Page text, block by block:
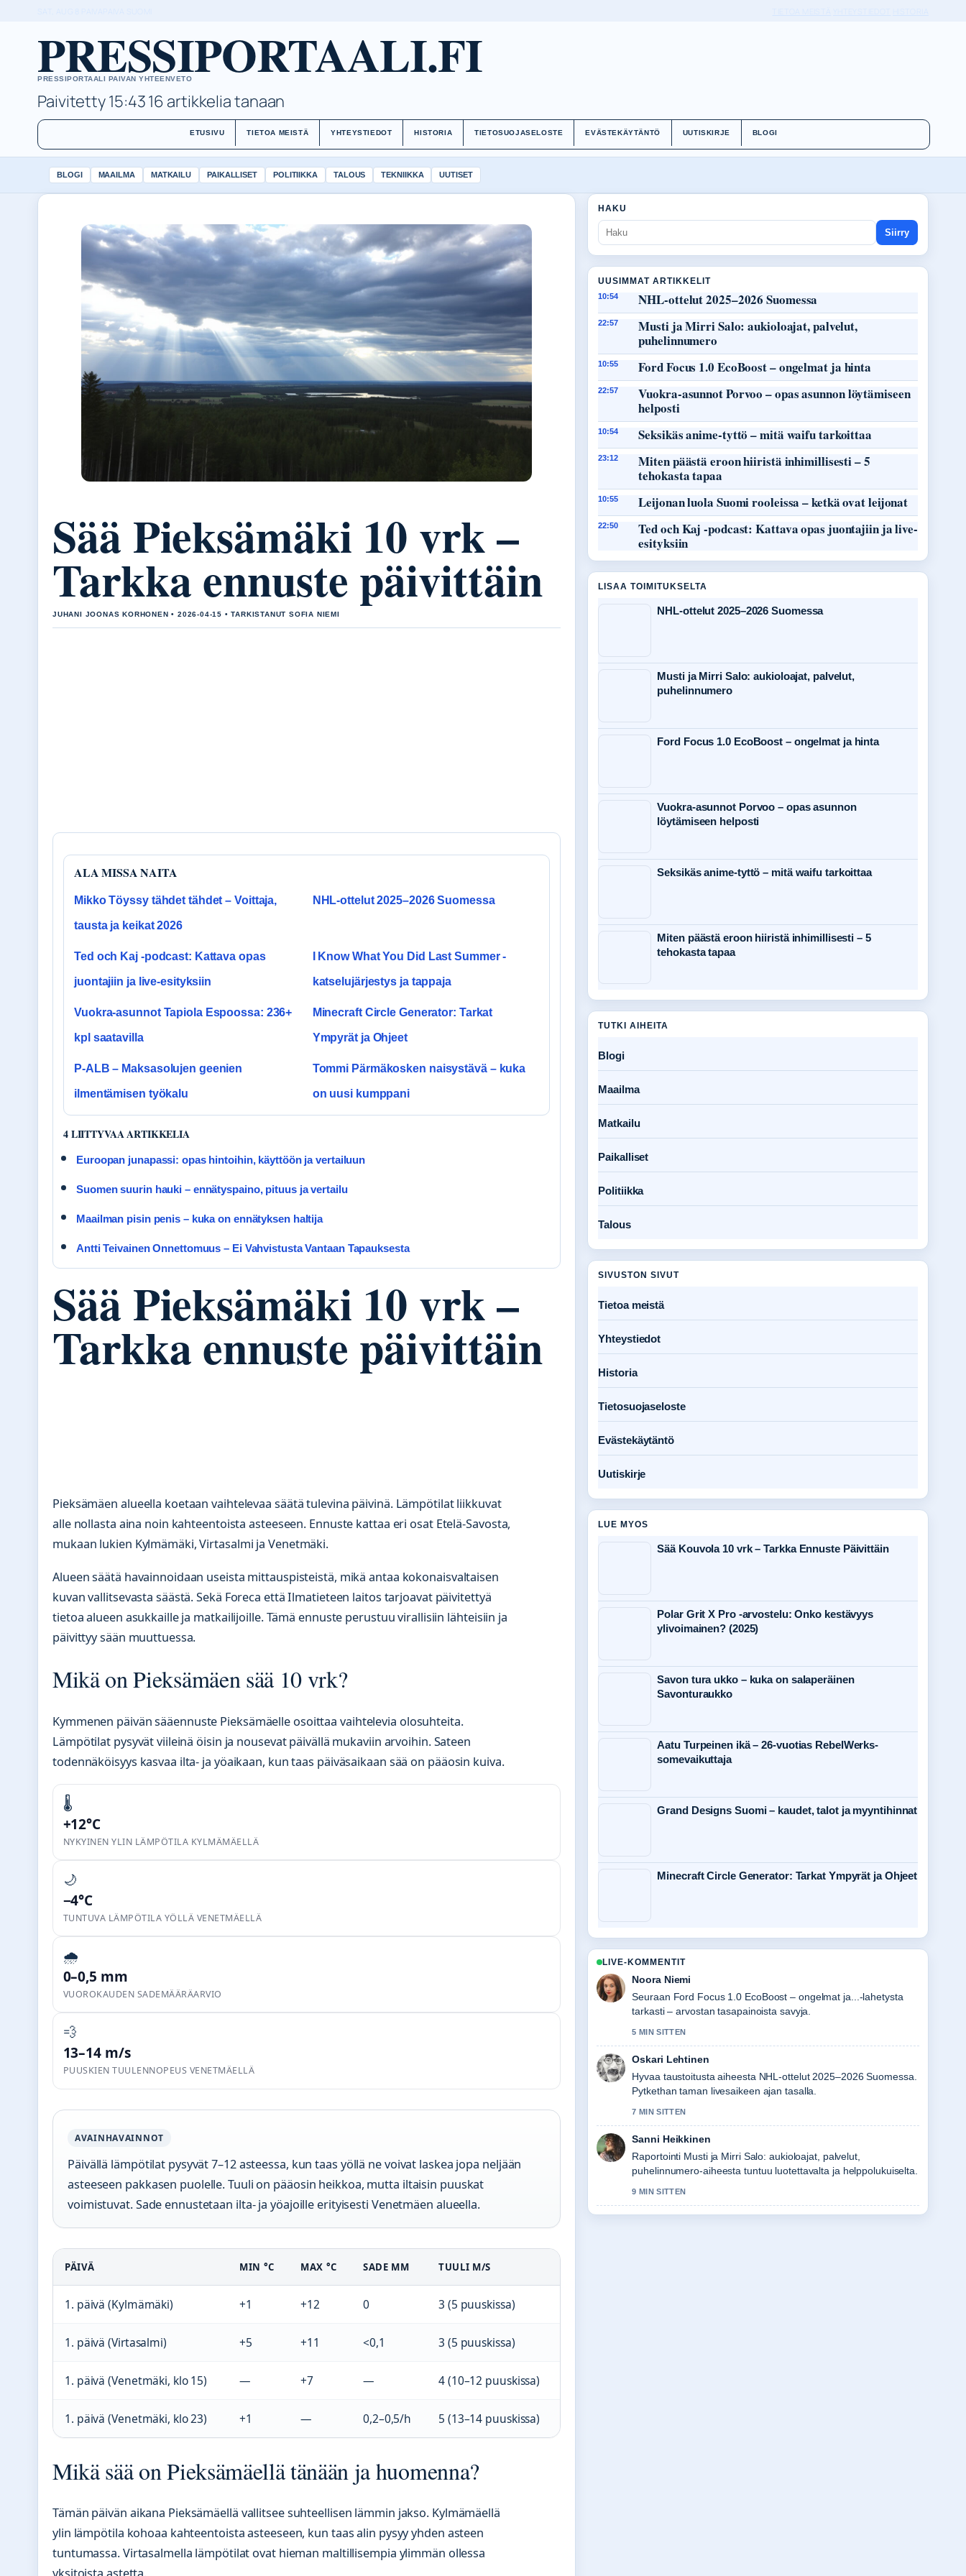
PRESSIPORTAALI.FI
PRESSIPORTAALI PAIVAN YHTEENVETO
Paivitetty 15:4316 artikkelia tanaan
ETUSIVU TIETOA MEISTÄ YHTEYSTIEDOT HISTORIA TIETOSUOJASELOSTE EVÄSTEKÄYTÄNTÖ UUTISKIRJE BLOGI
BLOGI MAAILMA MATKAILU PAIKALLISET POLITIIKKA TALOUS TEKNIIKKA UUTISET
Sää Pieksämäki 10 vrk –
Tarkka ennuste päivittäin
JUHANI JOONAS KORHONEN • 2026-04-15 • TARKISTANUT SOFIA NIEMI
ALA MISSA NAITA
Mikko Töyssy tähdet tähdet – Voittaja,
tausta ja keikat 2026
NHL-ottelut 2025–2026 Suomessa
Ted och Kaj -podcast: Kattava opas
juontajiin ja live-esityksiin
I Know What You Did Last Summer -
katselujärjestys ja tappaja
Vuokra-asunnot Tapiola Espoossa: 236+
kpl saatavilla
Minecraft Circle Generator: Tarkat
Ympyrät ja Ohjeet
P-ALB – Maksasolujen geenien
ilmentämisen työkalu
Tommi Pärmäkosken naisystävä – kuka
on uusi kumppani
4 LIITTYVAA ARTIKKELIA
Euroopan junapassi: opas hintoihin, käyttöön ja vertailuun
Suomen suurin hauki – ennätyspaino, pituus ja vertailu
Maailman pisin penis – kuka on ennätyksen haltija
Antti Teivainen Onnettomuus – Ei Vahvistusta Vantaan Tapauksesta
Sää Pieksämäki 10 vrk –
Tarkka ennuste päivittäin
Pieksämäen alueella koetaan vaihtelevaa säätä tulevina päivinä. Lämpötilat liikkuvat
alle nollasta aina noin kahteentoista asteeseen. Ennuste kattaa eri osat Etelä-Savosta,
mukaan lukien Kylmämäki, Virtasalmi ja Venetmäki.
Alueen säätä havainnoidaan useista mittauspisteistä, mikä antaa kokonaisvaltaisen
kuvan vallitsevasta säästä. Sekä Foreca että Ilmatieteen laitos tarjoavat päivitettyä
tietoa alueen asukkaille ja matkailijoille. Tämä ennuste perustuu virallisiin lähteisiin ja
päivittyy sään muuttuessa.
Mikä on Pieksämäen sää 10 vrk?
Kymmenen päivän sääennuste Pieksämäelle osoittaa vaihtelevia olosuhteita.
Lämpötilat pysyvät viileinä öisin ja nousevat päivällä mukaviin arvoihin. Sateen
todennäköisyys kasvaa ilta- ja yöaikaan, kun taas päiväsaikaan sää on pääosin kuiva.
🌡️
+12°C
NYKYINEN YLIN LÄMPÖTILA KYLMÄMÄELLÄ
🌙
−4°C
TUNTUVA LÄMPÖTILA YÖLLÄ VENETMÄELLÄ
🌧️
0–0,5 mm
VUOROKAUDEN SADEMÄÄRÄARVIO
💨
13–14 m/s
PUUSKIEN TUULENNOPEUS VENETMÄELLÄ
AVAINHAVAINNOT
Päivällä lämpötilat pysyvät 7–12 asteessa, kun taas yöllä ne voivat laskea jopa neljään
asteeseen pakkasen puolelle. Tuuli on pääosin heikkoa, mutta iltaisin puuskat
voimistuvat. Sade ennustetaan ilta- ja yöajoille erityisesti Venetmäen alueella.
PÄIVÄ MIN °C MAX °C SADE MM TUULI M/S
1. päivä (Kylmämäki) +1 +12 0 3 (5 puuskissa)
1. päivä (Virtasalmi) +5 +11 <0,1 3 (5 puuskissa)
1. päivä (Venetmäki, klo 15) — +7 — 4 (10–12 puuskissa)
1. päivä (Venetmäki, klo 23) +1 — 0,2–0,5/h 5 (13–14 puuskissa)
Mikä sää on Pieksämäellä tänään ja huomenna?
Tämän päivän aikana Pieksämäellä vallitsee suhteellisen lämmin jakso. Kylmämäellä
ylin lämpötila kohoaa kahteentoista asteeseen, kun taas alin pysyy yhden asteen
tuntumassa. Virtasalmella lämpötilat ovat hieman maltillisempia ylimmän ollessa
HAKU
Siirry
UUSIMMAT ARTIKKELIT
10:54 NHL-ottelut 2025–2026 Suomessa
22:57
Musti ja Mirri Salo: aukioloajat, palvelut,
puhelinnumero
10:55 Ford Focus 1.0 EcoBoost – ongelmat ja hinta
22:57
Vuokra-asunnot Porvoo – opas asunnon löytämiseen
helposti
10:54 Seksikäs anime-tyttö – mitä waifu tarkoittaa
23:12
Miten päästä eroon hiiristä inhimillisesti – 5
tehokasta tapaa
10:55 Leijonan luola Suomi rooleissa – ketkä ovat leijonat
22:50
Ted och Kaj -podcast: Kattava opas juontajiin ja live-
esityksiin
LISAA TOIMITUKSELTA
NHL-ottelut 2025–2026 Suomessa
Musti ja Mirri Salo: aukioloajat, palvelut,
puhelinnumero
Ford Focus 1.0 EcoBoost – ongelmat ja hinta
Vuokra-asunnot Porvoo – opas asunnon
löytämiseen helposti
Seksikäs anime-tyttö – mitä waifu tarkoittaa
Miten päästä eroon hiiristä inhimillisesti – 5
tehokasta tapaa
TUTKI AIHEITA
Blogi
Maailma
Matkailu
Paikalliset
Politiikka
Talous
SIVUSTON SIVUT
Tietoa meistä
Yhteystiedot
Historia
Tietosuojaseloste
Evästekäytäntö
Uutiskirje
LUE MYOS
Sää Kouvola 10 vrk – Tarkka Ennuste Päivittäin
Polar Grit X Pro -arvostelu: Onko kestävyys
ylivoimainen? (2025)
Savon tura ukko – kuka on salaperäinen
Savonturaukko
Aatu Turpeinen ikä – 26-vuotias RebelWerks-
somevaikuttaja
Grand Designs Suomi – kaudet, talot ja myyntihinnat
Minecraft Circle Generator: Tarkat Ympyrät ja Ohjeet
LIVE-KOMMENTIT
Noora Niemi
Seuraan Ford Focus 1.0 EcoBoost – ongelmat ja...-lahetysta
tarkasti – arvostan tasapainoista savyja.
5 MIN SITTEN
Oskari Lehtinen
Hyvaa taustoitusta aiheesta NHL-ottelut 2025–2026 Suomessa.
Pytkethan taman livesaikeen ajan tasalla.
7 MIN SITTEN
Sanni Heikkinen
Raportointi Musti ja Mirri Salo: aukioloajat, palvelut,
puhelinnumero-aiheesta tuntuu luotettavalta ja helppolukuiselta.
9 MIN SITTEN